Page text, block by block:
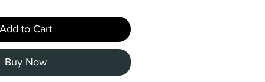
Add to Cart
Buy Now